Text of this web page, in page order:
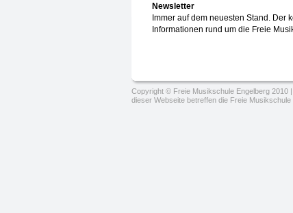
Newsletter
Immer auf dem neuesten Stand. Der
Informationen rund um die Freie
Copyright © Freie Musikschule Engelberg 2010
dieser Webseite betreffen die Freie Musikschule